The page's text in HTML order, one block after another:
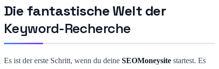
Die fantastische Welt der
Keyword-Recherche
Es ist der erste Schritt, wenn du deine SEOMoneysite startest. Es